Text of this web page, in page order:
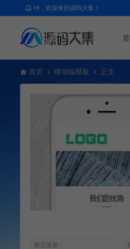
HI，欢迎来到源码大集！
首页 移动端模板 正文
最近更新